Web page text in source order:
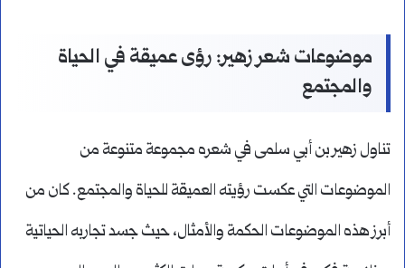
موضوعات شعر زهير: رؤى عميقة في الحياة
والمجتمع
تناول زهير بن أبي سلمى في شعره مجموعة متنوعة من
الموضوعات التي عكست رؤيته العميقة للحياة والمجتمع. كان من
أبرز هذه الموضوعات الحكمة والأمثال، حيث جسد تجاربه الحياتية